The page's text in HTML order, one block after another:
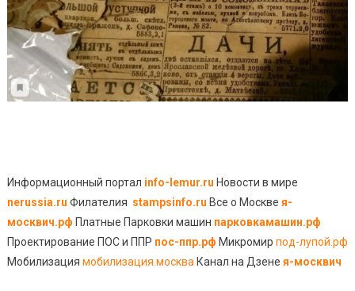
Информационный портал info-lemur.ru Новости в мире
nerussia.ru Филателия stampsinfo.ru Все о Москве я-
москвич.рф Платные Парковки машин парковкамашин.рф
Проектирование ПОС и ППР пос-ппр.рф Микромир под-лупой.рф
Мобилизация мобилизация.москваКанал на Дзене я-москвич